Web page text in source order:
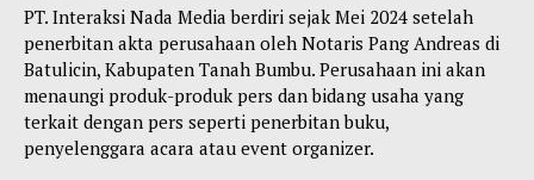
PT. Interaksi Nada Media berdiri sejak Mei 2024 setelah
penerbitan akta perusahaan oleh Notaris Pang Andreas di
Batulicin, Kabupaten Tanah Bumbu. Perusahaan ini akan
menaungi produk-produk pers dan bidang usaha yang
terkait dengan pers seperti penerbitan buku,
penyelenggara acara atau event organizer.